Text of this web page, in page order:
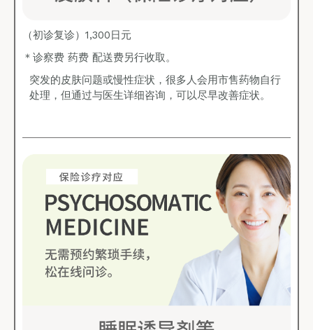
（初诊复诊）1,300日元
＊诊察费 药费 配送费另行收取。
突发的皮肤问题或慢性症状，很多人会用市售药物自行
处理，但通过与医生详细咨询，可以尽早改善症状。